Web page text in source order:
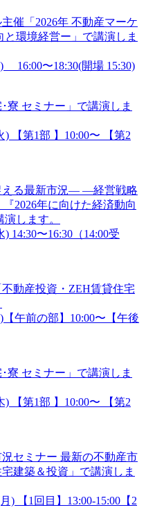
催「2026年 不動産マーケ
環境経営ー」で講演しま
16:00〜18:30(開場 15:30)
寮 セミナー」で講演しま
) 【第1部 】10:00〜 【第2
える最新市況― ―経営戦略
2026年に向けた経済動向
します。
14:30〜16:30（14:00受
動産投資・ZEH賃貸住宅
午前の部】10:00〜【午後
寮 セミナー」で講演しま
) 【第1部 】10:00〜 【第2
セミナー 最新の不動産市
建築＆投資」で講演しま
) 【1回目】13:00-15:00【2